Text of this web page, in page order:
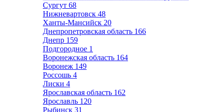
Сургут 68
Нижневартовск 48
Ханты-Мансийск 20
Днепропетровская область 166
Днепр 159
Подгородное 1
Воронежская область 164
Воронеж 149
Россошь 4
Лиски 4
Ярославская область 162
Ярославль 120
Рыбинск 31